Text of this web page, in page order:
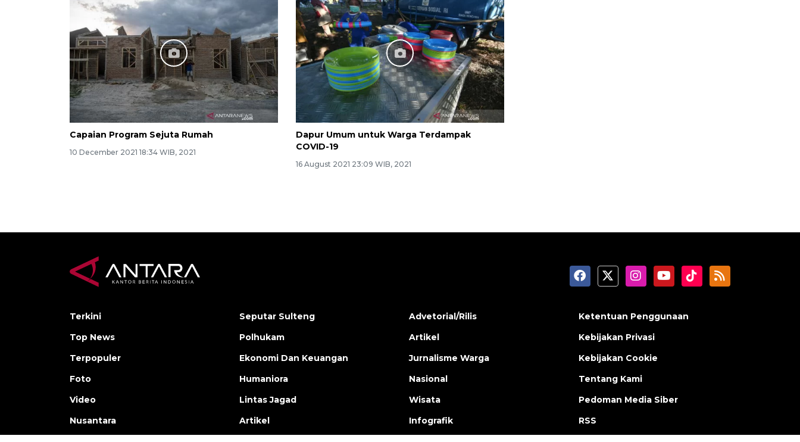
Capaian Program Sejuta Rumah
10 December 2021 18:34 WIB, 2021
Dapur Umum untuk Warga Terdampak
COVID-19
16 August 2021 23:09 WIB, 2021
Terkini
Top News
Terpopuler
Foto
Video
Nusantara
Seputar Sulteng
Polhukam
Ekonomi Dan Keuangan
Humaniora
Lintas Jagad
Artikel
Advetorial/Rilis
Artikel
Jurnalisme Warga
Nasional
Wisata
Infografik
Ketentuan Penggunaan
Kebijakan Privasi
Kebijakan Cookie
Tentang Kami
Pedoman Media Siber
RSS